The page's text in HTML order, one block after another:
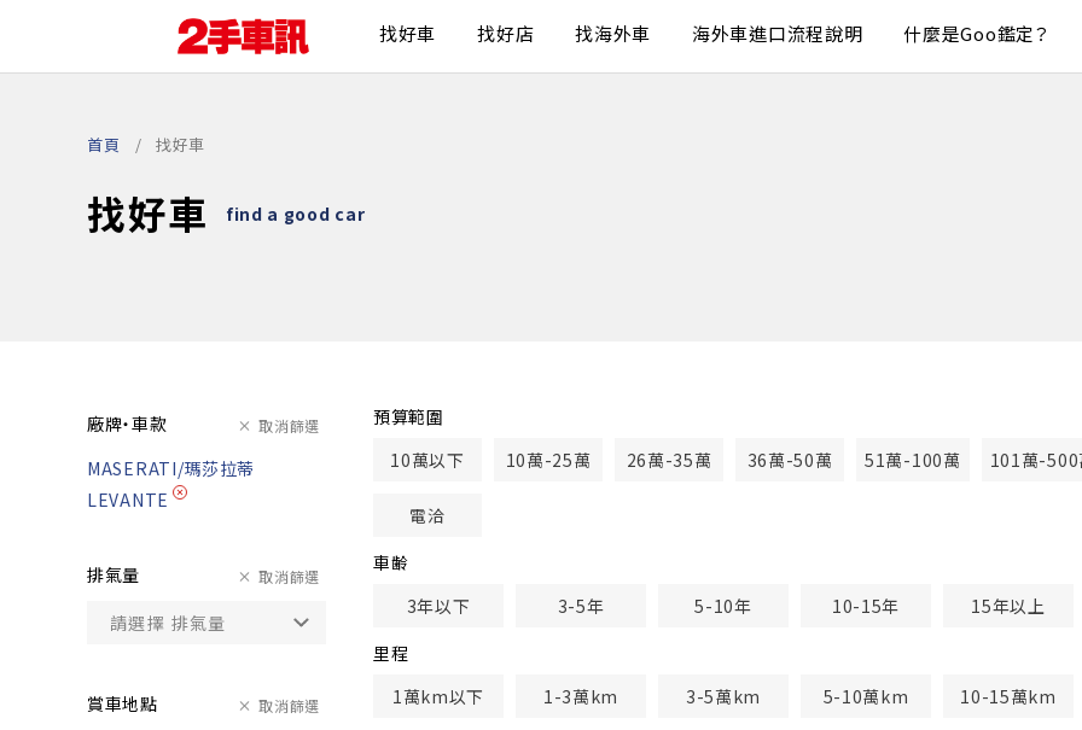
找好車 找好店 找海外車 海外車進口流程說明 什麼是Goo鑑定？
首頁 找好車
找好車 find a good car
廠牌・車款 取消篩選
MASERATI/瑪莎拉蒂
LEVANTE
排氣量 取消篩選
賞車地點
取消篩選
預算範圍
10萬以下
10萬-25萬 26萬-35萬 36萬-50萬 51萬-100萬 101萬-500
電洽
車齢
3年以下
3-5年 5-10年 10-15年
15年以上
里程
1萬km以下
1-3萬km 3-5萬km 5-10萬km
10-15萬km